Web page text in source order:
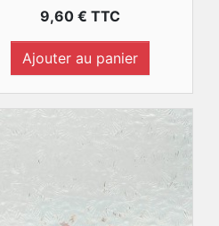
Prix
9,60 € TTC
Ajouter au panier